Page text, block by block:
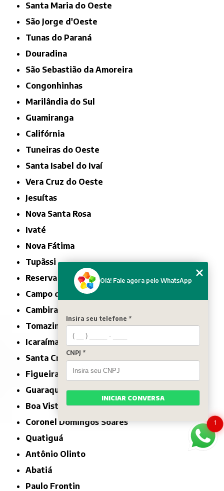
Santa Maria do Oeste
São Jorge d'Oeste
Tunas do Paraná
Douradina
São Sebastião da Amoreira
Congonhinhas
Marilândia do Sul
Guamiranga
Califórnia
Tuneiras do Oeste
Santa Isabel do Ivaí
Vera Cruz do Oeste
Jesuítas
Nova Santa Rosa
Ivaté
Nova Fátima
Tupãssi
Reserva do Iguaçu
Campo do Tenente
Cambira
Tomazina
Icaraíma
Santa Cruz de Monte Castelo
Figueira
Guaraqueçaba
Boa Vista da Aparecida
Coronel Domingos Soares
Quatiguá
Antônio Olinto
Abatiá
Paulo Frontin
1
Olá! Fale agora pelo WhatsApp
Insira seu telefone *
CNPJ *
INICIAR CONVERSA